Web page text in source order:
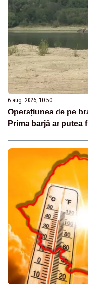
6 aug. 2026, 10:50
Operațiunea de pe
Prima barjă ar putea